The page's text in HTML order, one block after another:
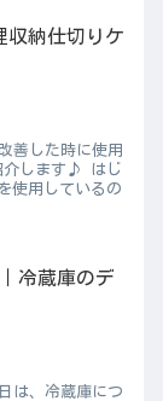
収納仕切りケ
善した時に使用
介します♪ はじ
使用しているの
冷蔵庫のデ
は、冷蔵庫につ